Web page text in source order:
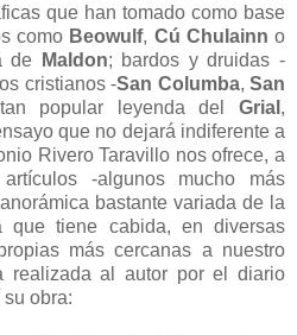
que han tomado como base
como Beowulf, Cú Chulainn o
de Maldon; bardos y druidas -
cristianos -San Columba, San
popular leyenda del Grial ,
que no dejará indiferente a
Rivero Taravillo nos ofrece, a
-algunos mucho más
bastante variada de la
que tiene cabida, en diversas
más cercanas a nuestro
realizada al autor por el diario
obra: